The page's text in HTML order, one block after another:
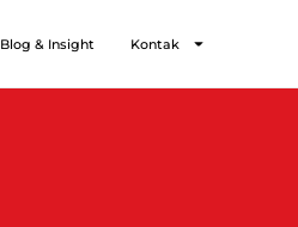
Blog & Insight Kontak